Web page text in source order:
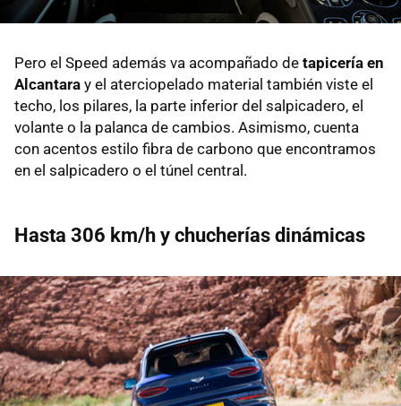
Pero el Speed además va acompañado de tapicería en
Alcantara y el aterciopelado material también viste el
techo, los pilares, la parte inferior del salpicadero, el
volante o la palanca de cambios. Asimismo, cuenta
con acentos estilo fibra de carbono que encontramos
en el salpicadero o el túnel central.
Hasta 306 km/h y chucherías dinámicas